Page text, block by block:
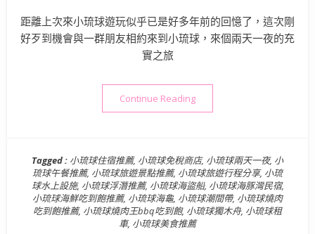
距離上次來小琉球遊玩似乎已是好多年前的回憶了，這次剛
好歹到機會與一群朋友相約來到小琉球，來個兩天一夜的充
實之旅
Continue Reading“【小琉球美食&吃喝玩樂】
Tagged : 小琉球住宿推薦, 小琉球免稅商店, 小琉球兩天一夜, 小
琉球午餐推薦, 小琉球旅遊景點推薦, 小琉球旅遊行程分享, 小琉
球水上設施, 小琉球浮潛推薦, 小琉球海盜船, 小琉球海豚灣民宿,
小琉球海鮮吃到飽推薦, 小琉球海龜, 小琉球潮間帶, 小琉球燒肉
吃到飽推薦, 小琉球燒肉王bbq吃到飽, 小琉球獨木舟, 小琉球租
車, 小琉球美食推薦